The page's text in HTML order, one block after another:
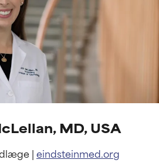
MD, USA
|eindsteinmed.org